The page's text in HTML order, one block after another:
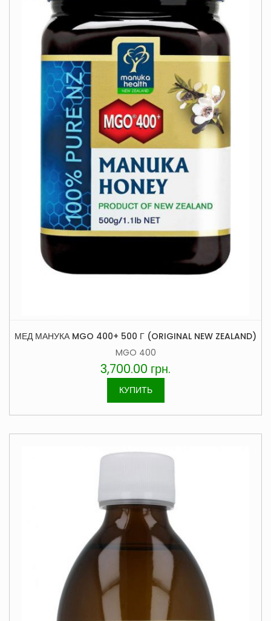
МЕД МАНУКА MGO 400+ 500 Г (ORIGINAL NEW ZEALAND)
MGO 400
3,700.00 грн.
КУПИТЬ